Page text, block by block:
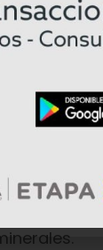
sino
y